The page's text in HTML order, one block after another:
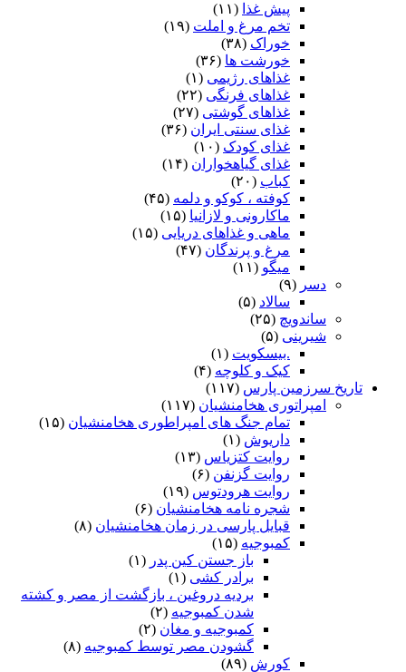
پیش غذا (۱۱)
تخم مرغ و املت (۱۹)
خوراک (۳۸)
خورشت ها (۳۶)
غذاهای رژیمی (۱)
غذاهای فرنگی (۲۲)
غذاهای گوشتی (۲۷)
غذای سنتی ایران (۳۶)
غذای کودک (۱۰)
غذای گیاهخواران (۱۴)
کباب (۲۰)
کوفته ، کوکو و دلمه (۴۵)
ماکارونی و لازانیا (۱۵)
ماهی و غذاهای دریایی (۱۵)
مرغ و پرندگان (۴۷)
میگو (۱۱)
دسر (۹)
سالاد (۵)
ساندویچ (۲۵)
شیرینی (۵)
.بیسکویت (۱)
کیک و کلوچه (۴)
تاریخ سرزمین پارس (۱۱۷)
امپراتوری هخامنشیان (۱۱۷)
تمام جنگ های امپراطوری هخامنشیان (۱۵)
داریوش (۱)
روایت کتزیاس (۱۳)
روایت گزنفن (۶)
روایت هرودتوس (۱۹)
شجره نامه هخامنشیان (۶)
قبایل پارسی در زمان هخامنشیان (۸)
کمبوجیه (۱۵)
باز جستن کین پدر (۱)
برادر کشی (۱)
بردیه دروغین ، بازگشت از مصر و کشته
شدن کمبوجیه (۲)
کمبوجیه و مغان (۲)
گشودن مصر توسط کمبوجیه (۸)
کورش (۸۹)